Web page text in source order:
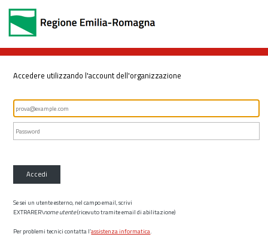
Accedere utilizzando l'account dell'organizzazione
Accedi
Se sei un utente esterno, nel campo email, scrivi
EXTRARER\nome utente(ricevuto tramite email di abilitazione)
Per problemi tecnici contatta l’assistenza informatica.